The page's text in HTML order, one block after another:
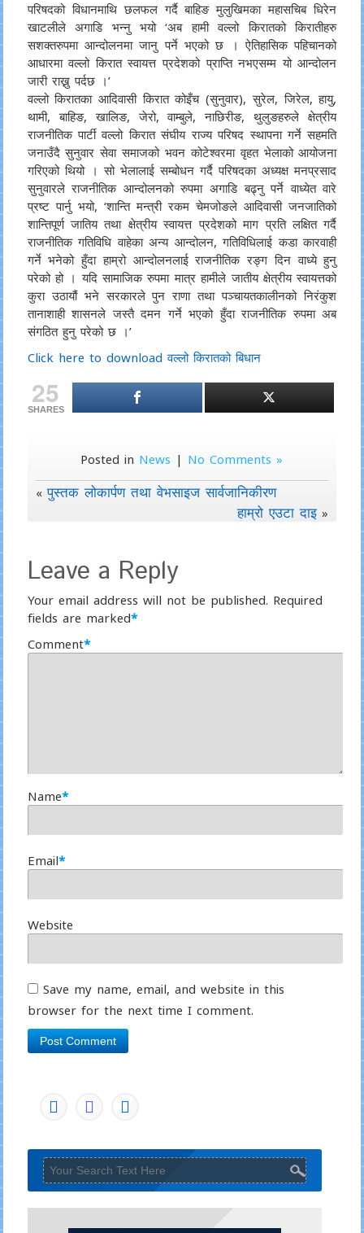
परिषदको विधानमाथि छलफल गर्दै बाहिङ मुलुखिमका महासचिब धिरेन
खाटलीले अगाडि भन्नु भयो ‘अब हामी वल्लो किरातको किरातीहरु
सशक्तरुपमा आन्दोलनमा जानु पर्ने भएको छ । ऐतिहासिक पहिचानको
आधारमा वल्लो किरात स्वायत्त प्रदेशको प्राप्ति नभएसम्म यो आन्दोलन
जारी राख्नु पर्दछ ।’
वल्लो किरातका आदिवासी किरात कोइँच (सुनुवार), सुरेल, जिरेल, हायु,
थामी, बाहिङ, खालिङ, जेरो, वाम्बुले, नाछिरीङ, थुलुङहरुले क्षेत्रीय
राजनीतिक पार्टी वल्लो किरात संघीय राज्य परिषद स्थापना गर्ने सहमति
जनाउँदै सुनुवार सेवा समाजको भवन कोटेश्वरमा वृहत भेलाको आयोजना
गरिएको थियो । सो भेलालाई सम्बोधन गर्दै परिषदका अध्यक्ष मनप्रसाद
सुनुवारले राजनीतिक आन्दोलनको रुपमा अगाडि बढ्नु पर्ने वाध्येत वारे
प्रष्ट पार्नु भयो, ‘शान्ति मन्त्री रकम चेमजोङले आदिवासी जनजातिको
शान्तिपूर्ण जातिय तथा क्षेत्रीय स्वायत्त प्रदेशको माग प्रति लक्षित गर्दै
राजनीतिक गतिविधि वाहेका अन्य आन्दोलन, गतिविधिलाई कडा कारवाही
गर्ने भनेको हुँदा हाम्रो आन्दोलनलाई राजनीतिक रङ्ग दिन वाध्ये हुनु
परेको हो । यदि सामाजिक रुपमा मात्र हामीले जातीय क्षेत्रीय स्वायत्तको
कुरा उठायौं भने सरकारले पुन राणा तथा पञ्चायतकालीनको निरंकुश
तानाशाही शासनले जस्तै दमन गर्ने भएको हुँदा राजनीतिक रुपमा अब
संगठित हुनु परेको छ ।’
Click here to download वल्लो किरातको बिधान
25
SHARES
Posted in News | No Comments »
«पुस्तक लोकार्पण तथा वेभसाइज सार्वजानिकीरण
हाम्रो एउटा दाइ »
Leave a Reply
Your email address will not be published. Required
fields are marked*
Comment*
Name*
Email*
Website
Save my name, email, and website in this
browser for the next time I comment.